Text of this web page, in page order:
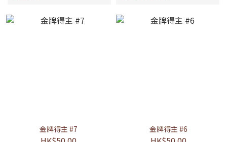
金牌得主 #7 金牌得主 #6